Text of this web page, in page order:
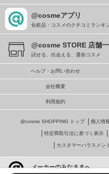
@cosmeアプリ
化粧品・コスメのクチコミランキ
@cosme STORE 店舗
試せる、出会える、運命コスメ
ヘルプ・お問い合わせ
会社概要
利用規約
@cosme SHOPPING トップ 個人情
特定商取引法に基づく表示
カスタマーハラスメン
メーカーのみなさまへ